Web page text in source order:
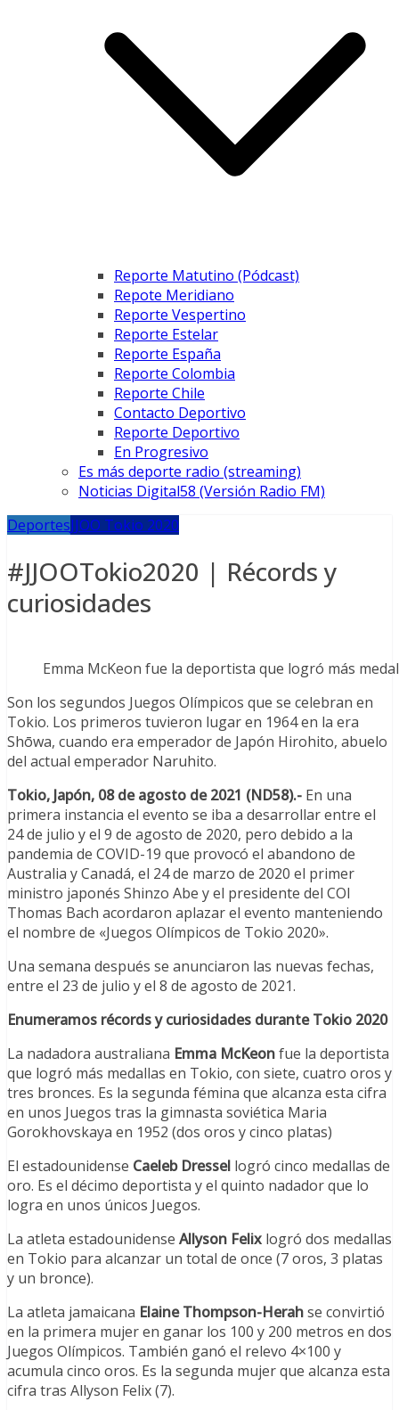
Reporte Matutino (Pódcast)
Repote Meridiano
Reporte Vespertino
Reporte Estelar
Reporte España
Reporte Colombia
Reporte Chile
Contacto Deportivo
Reporte Deportivo
En Progresivo
Es más deporte radio (streaming)
Noticias Digital58 (Versión Radio FM)
DeportesJJOO Tokio 2020
#JJOOTokio2020 | Récords y
curiosidades
Emma McKeon fue la deportista que logró más
Son los segundos Juegos Olímpicos que se celebran en
Tokio. Los primeros tuvieron lugar en 1964 en la era
Shōwa, cuando era emperador de Japón Hirohito, abuelo
del actual emperador Naruhito.
Tokio, Japón, 08 de agosto de 2021 (ND58).- En una
primera instancia el evento se iba a desarrollar entre el
24 de julio y el 9 de agosto de 2020, pero debido a la
pandemia de COVID-19 que provocó el abandono de
Australia y Canadá, el 24 de marzo de 2020 el primer
ministro japonés Shinzo Abe y el presidente del COI
Thomas Bach acordaron aplazar el evento manteniendo
el nombre de «Juegos Olímpicos de Tokio 2020».
Una semana después se anunciaron las nuevas fechas,
entre el 23 de julio y el 8 de agosto de 2021.
Enumeramos récords y curiosidades durante Tokio 2020
La nadadora australiana Emma McKeonfue la deportista
que logró más medallas en Tokio, con siete, cuatro oros y
tres bronces. Es la segunda fémina que alcanza esta cifra
en unos Juegos tras la gimnasta soviética Maria
Gorokhovskaya en 1952 (dos oros y cinco platas)
El estadounidense Caeleb Dressel logró cinco medallas de
oro. Es el décimo deportista y el quinto nadador que lo
logra en unos únicos Juegos.
La atleta estadounidense Allyson Felix logró dos medallas
en Tokio para alcanzar un total de once (7 oros, 3 platas
y un bronce).
La atleta jamaicana Elaine Thompson-Herahse convirtió
en la primera mujer en ganar los 100 y 200 metros en dos
Juegos Olímpicos. También ganó el relevo 4×100 y
acumula cinco oros. Es la segunda mujer que alcanza esta
cifra tras Allyson Felix (7).